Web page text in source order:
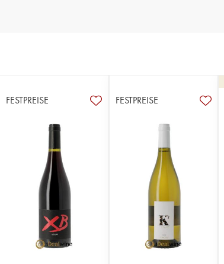
FESTPREISE FESTPREISE